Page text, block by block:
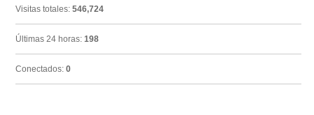
Visitas totales: 546,724
Últimas 24 horas: 198
Conectados: 0